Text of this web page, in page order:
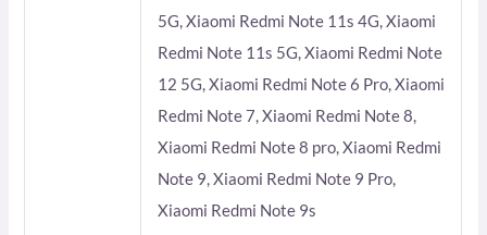
5G, Xiaomi Redmi Note 11s 4G, Xiaomi
Redmi Note 11s 5G, Xiaomi Redmi Note
12 5G, Xiaomi Redmi Note 6 Pro, Xiaomi
Redmi Note 7, Xiaomi Redmi Note 8,
Xiaomi Redmi Note 8 pro, Xiaomi Redmi
Note 9, Xiaomi Redmi Note 9 Pro,
Xiaomi Redmi Note 9s